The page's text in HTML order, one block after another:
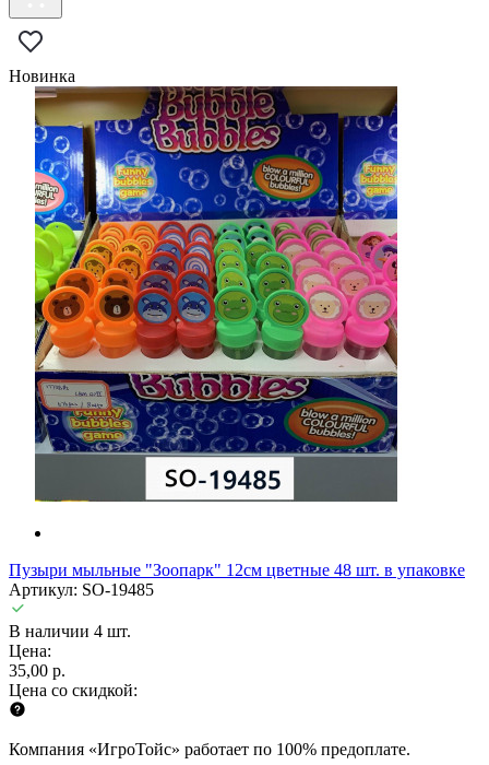
Новинка
Пузыри мыльные "Зоопарк" 12см цветные 48 шт. в упаковке
Артикул: SO-19485
В наличии 4 шт.
Цена:
35,00 р.
Цена со скидкой:
Компания «ИгроТойс» работает по 100% предоплате.